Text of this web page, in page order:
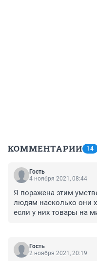
КОММЕНТАРИИ 14
Гость
4 ноября 2021, 08:44
Я поражена этим
людям насколько они
если у них товары на
поняла там нет тоже
все от жадности или
ничего не случиться,
Гость
2 ноября 2021, 20:19